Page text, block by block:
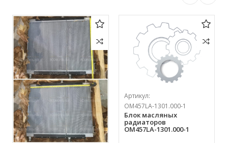
Артикул:
ОМ457LА-1301.000-1
Блок масляных
радиаторов
ОМ457LА-1301.000-1